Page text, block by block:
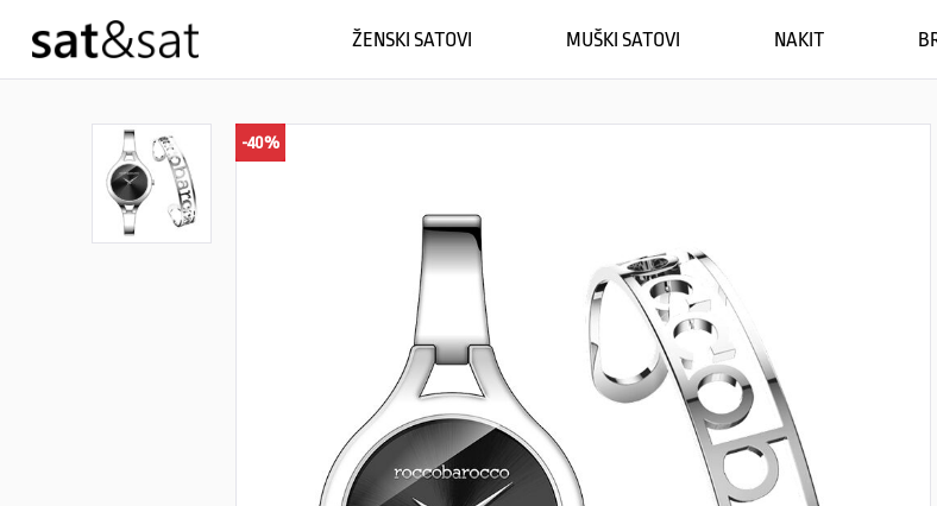
ŽENSKI SATOVI MUŠKI SATOVI NAKIT
-40%